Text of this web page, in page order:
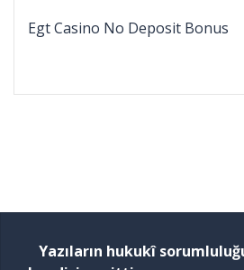
Egt Casino No Deposit Bonus
Yazıların hukukî